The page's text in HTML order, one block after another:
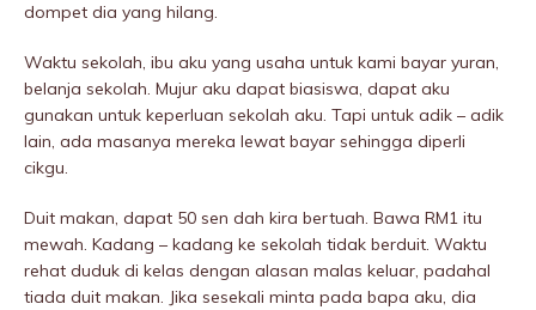
dompet dia yang hilang.
Waktu sekolah, ibu aku yang usaha untuk kami bayar yuran,
belanja sekolah. Mujur aku dapat biasiswa, dapat aku
gunakan untuk keperluan sekolah aku. Tapi untuk adik – adik
lain, ada masanya mereka lewat bayar sehingga diperli
cikgu.
Duit makan, dapat 50 sen dah kira bertuah. Bawa RM1 itu
mewah. Kadang – kadang ke sekolah tidak berduit. Waktu
rehat duduk di kelas dengan alasan malas keluar, padahal
tiada duit makan. Jika sesekali minta pada bapa aku, dia